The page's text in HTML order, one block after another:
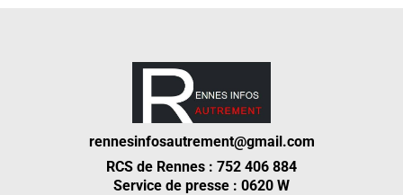
rennesinfosautrement@gmail.com
RCS de Rennes : 752 406 884
Service de presse : 0620 W